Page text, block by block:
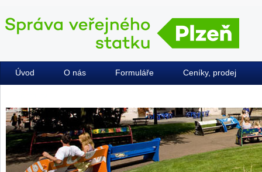
Úvod O nás Formuláře Ceníky, prodej